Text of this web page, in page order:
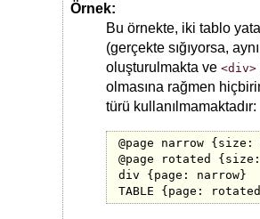
Örnek:
Bu örnekte, iki tablo
(gerçekte sığıyorsa,
oluşturulmakta ve <div>
olmasına rağmen
türü kullanılmamaktadır:
@page narrow {size:
@page rotated
div {page: narrow}
TABLE {page: